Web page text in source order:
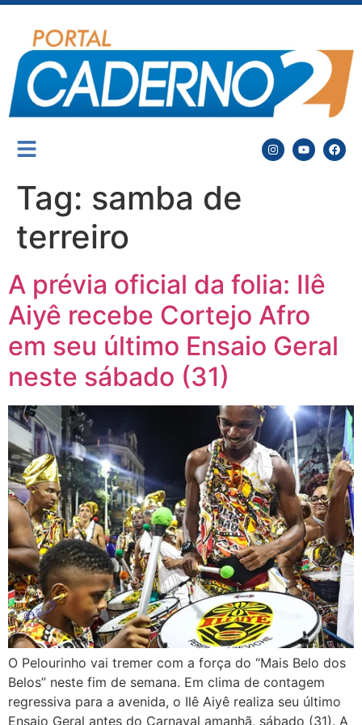
Tag: samba de
terreiro
A prévia oficial da folia: Ilê
Aiyê recebe Cortejo Afro
em seu último Ensaio Geral
neste sábado (31)
O Pelourinho vai tremer com a força do “Mais Belo dos
Belos” neste fim de semana. Em clima de contagem
regressiva para a avenida, o Ilê Aiyê realiza seu último
Ensaio Geral antes do Carnaval amanhã, sábado (31). A